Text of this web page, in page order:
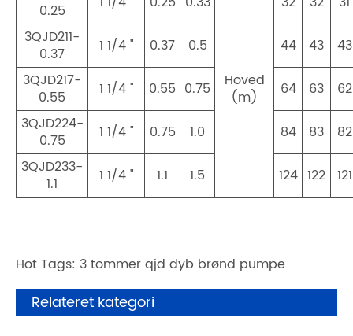
0.25
Hoved
(m)
3QJD211-
0.37
1 1/4 " 0.37 0.5 44 43
43
3QJD217-
0.55
1 1/4 " 0.55 0.75 64 63
62
3QJD224-
0.75
1 1/4 " 0.75 1.0 84 83
82
3QJD233-
1.1
1 1/4 " 1.1 1.5 124 122 121
Hot Tags: 3 tommer qjd dyb brønd pumpe
Relateret kategori